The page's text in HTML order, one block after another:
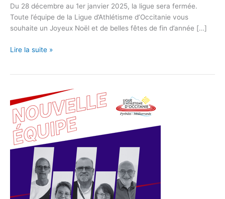
Du 28 décembre au 1er janvier 2025, la ligue sera fermée.
Toute l’équipe de la Ligue d’Athlétisme d’Occitanie vous
souhaite un Joyeux Noël et de belles fêtes de fin d’année […]
Lire la suite »
Nouvelle
équipe
ligue